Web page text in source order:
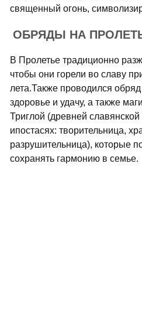
священный огонь,
ОБРЯДЫ НА
В Пролетье традиционно
чтобы они горели во славу
лета.Также проводился
здоровье и удачу, а также
Триглой (древней славянской
ипостасях: творительница,
разрушительница), которые
сохранять гармонию в семье.